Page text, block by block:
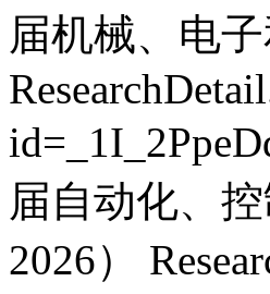
届机械、电
届自动化、
2026）